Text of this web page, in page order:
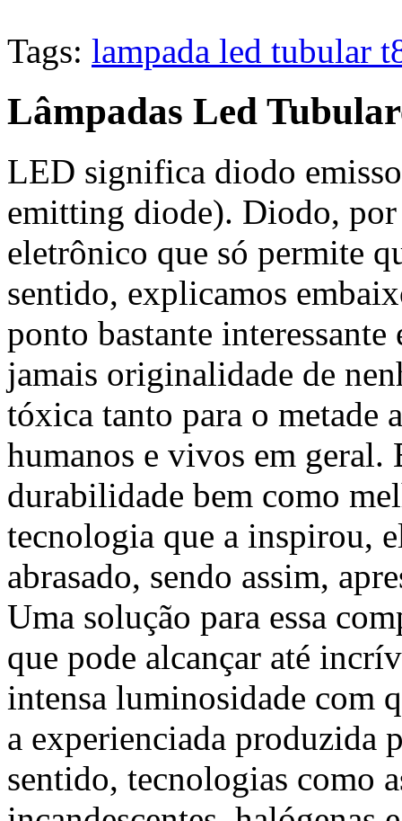
Tags: lampada led tubular
Lâmpadas Led
LED significa diodo
emitting diode). Diodo, por
eletrônico que só permite
sentido, explicamos
ponto bastante
jamais originalidade de
tóxica tanto para o metade
humanos e vivos em geral.
durabilidade bem como
tecnologia que a inspirou,
abrasado, sendo assim,
Uma solução para essa
que pode alcançar até
intensa luminosidade com
a experienciada produzida
sentido, tecnologias como